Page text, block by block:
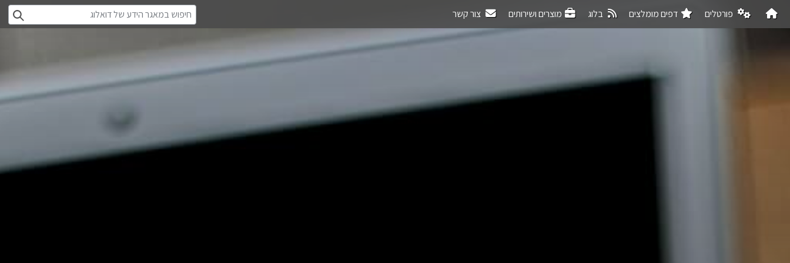
פורטלים דפים מומלצים בלוג מוצרים ושירותים צור קשר